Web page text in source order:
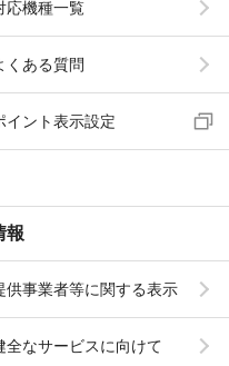
応機種一覧
くある質問
イント表示設定
報
供事業者等に関する表示
全なサービスに向けて